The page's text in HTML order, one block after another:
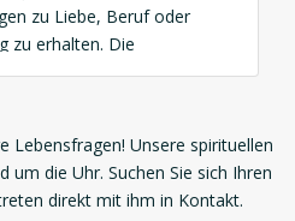
zu Liebe, Beruf oder
zu erhalten. Die
liegt in ihrer Fähigkeit,
oder […]
Lebensfragen! Unsere spirituellen
um die Uhr. Suchen Sie sich Ihren
direkt mit ihm in Kontakt.